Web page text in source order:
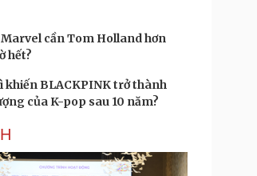
Marvel cần Tom Holland hơn
hết?
khiến BLACKPINK trở thành
của K-pop sau 10 năm?